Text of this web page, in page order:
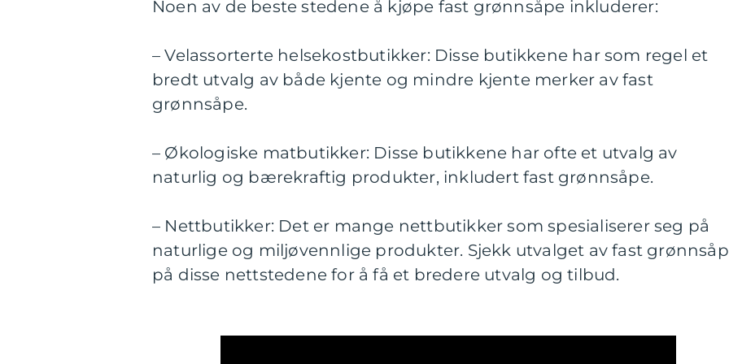
Noen av de beste stedene å kjøpe fast grønnsåpe inkluderer:
– Velassorterte helsekostbutikker: Disse butikkene har som regel et
bredt utvalg av både kjente og mindre kjente merker av fast
grønnsåpe.
– Økologiske matbutikker: Disse butikkene har ofte et utvalg av
naturlig og bærekraftig produkter, inkludert fast grønnsåpe.
– Nettbutikker: Det er mange nettbutikker som spesialiserer seg på
naturlige og miljøvennlige produkter. Sjekk utvalget av fast
på disse nettstedene for å få et bredere utvalg og tilbud.